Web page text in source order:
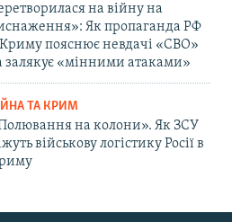
на війну на
Як пропаганда РФ
пояснює невдачі «СВО»
залякує «мінними атаками»
ТА КРИМ
на колони». Як ЗСУ
військову логістику Росії в